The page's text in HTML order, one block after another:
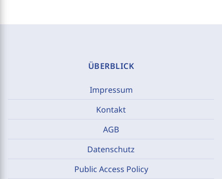
ÜBERBLICK
Impressum
Kontakt
AGB
Datenschutz
Public Access Policy